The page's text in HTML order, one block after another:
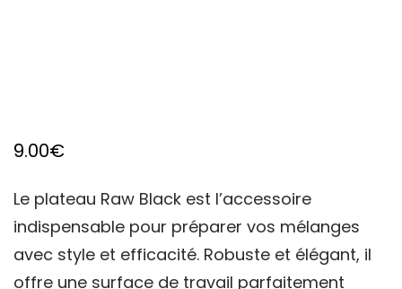
9.00€
Le plateau Raw Black est l’accessoire
indispensable pour préparer vos mélanges
avec style et efficacité. Robuste et élégant, il
offre une surface de travail parfaitement